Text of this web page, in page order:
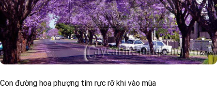
Con đường hoa phượng tím rực rỡ khi vào mùa